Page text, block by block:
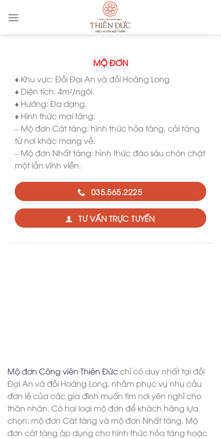
MỘ ĐƠN
♦ Khu vực: Đồi Đại An và đồi Hoàng Long
♦ Diện tích: 4m²/ngôi.
♦ Hướng: Đa dạng.
♦ Hình thức mai táng:
– Mộ đơn Cát táng: hình thức hỏa táng, cải táng
từ nơi khác mang về.
– Mộ đơn Nhất táng: hình thức đào sâu chôn chặt
một lần vĩnh viễn.
035.565.2225
TƯ VẤN TRỰC TUYẾN
Mộ đơn Công viên Thiên Đứcchỉ có duy nhất tại đồi
Đại An và đồi Hoàng Long, nhằm phục vụ nhu cầu
đơn lẻ của các gia đình muốn tìm nơi yên nghỉ cho
thân nhân. Có hai loại mộ đơn để khách hàng lựa
chọn: mộ đơn Cát táng và mộ đơn Nhất táng. Mộ
đơn cát táng áp dụng cho hình thức hỏa táng hoặc